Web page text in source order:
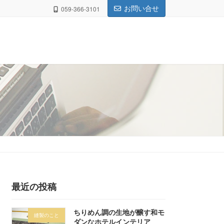
059-366-3101 お問い合せ
最近の投稿
縫製のこと
ちりめん調の生地が醸す和モ
ダンなホテルインテリア